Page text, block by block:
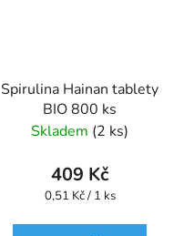
Spirulina Hainan tablety
BIO 800 ks
Skladem (2 ks)
409 Kč
Měrná
0,51 Kč / 1 ks